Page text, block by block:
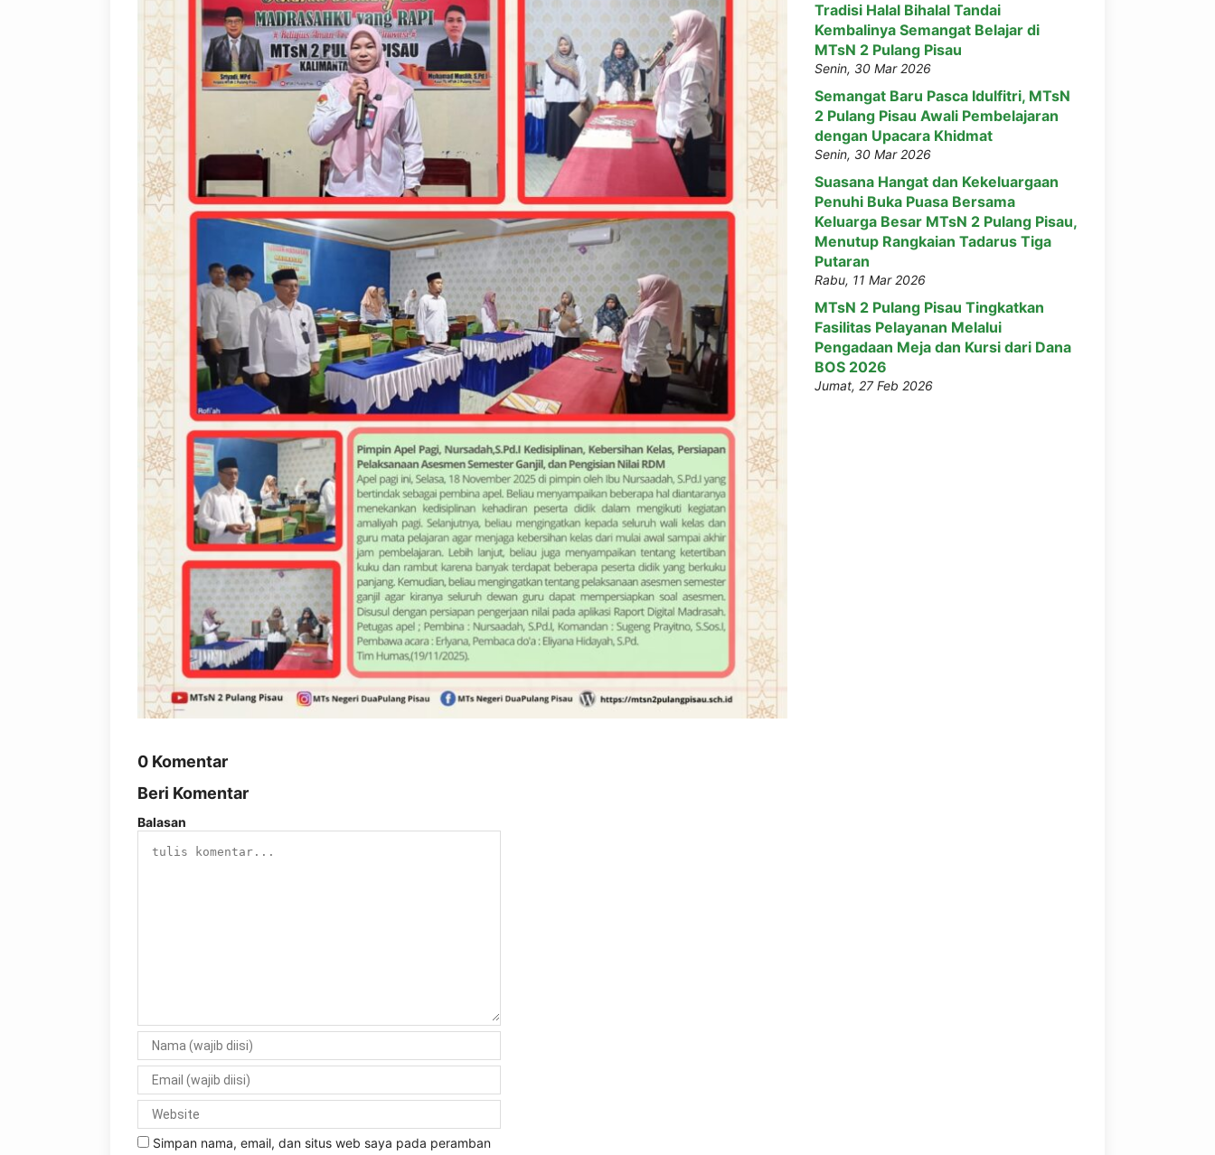
0 Komentar
Beri Komentar
Balasan
Simpan nama, email, dan situs web saya pada peramban
Tradisi Halal Bihalal Tandai
Kembalinya Semangat Belajar di
MTsN 2 Pulang Pisau
Senin, 30 Mar 2026
Semangat Baru Pasca Idulfitri, MTsN
2 Pulang Pisau Awali Pembelajaran
dengan Upacara Khidmat
Senin, 30 Mar 2026
Suasana Hangat dan Kekeluargaan
Penuhi Buka Puasa Bersama
Keluarga Besar MTsN 2 Pulang Pisau,
Menutup Rangkaian Tadarus Tiga
Putaran
Rabu, 11 Mar 2026
MTsN 2 Pulang Pisau Tingkatkan
Fasilitas Pelayanan Melalui
Pengadaan Meja dan Kursi dari Dana
BOS 2026
Jumat, 27 Feb 2026